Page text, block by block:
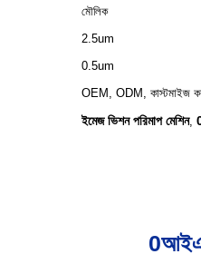
মৌলিক
2.5um
0.5um
OEM, ODM, কাস্টমাইজ
ইমেজ ভিশন পরিমাপ মেশিন,